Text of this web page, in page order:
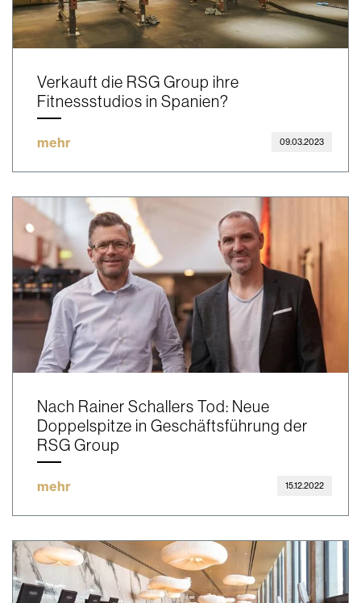
Verkauft die RSG Group ihre
Fitnessstudios in Spanien?
mehr 09.03.2023
Nach Rainer Schallers Tod: Neue
Doppelspitze in Geschäftsführung der
RSG Group
mehr 15.12.2022